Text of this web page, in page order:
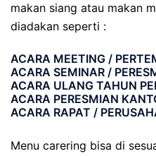
makan siang atau makan
diadakan seperti :
ACARA MEETING /
ACARA SEMINAR /
ACARA ULANG TAHUN
ACARA PERESMIAN
ACARA RAPAT /
Menu carering bisa di